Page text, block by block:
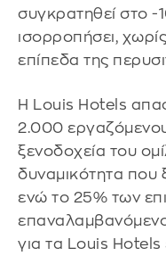
συγκρατηθεί στο
ισορροπήσει,
επίπεδα της
Η Louis Hotels
2.000
ξενοδοχεία του
δυναμικότητα που
ενώ το 25% των
για τα Louis Hotels